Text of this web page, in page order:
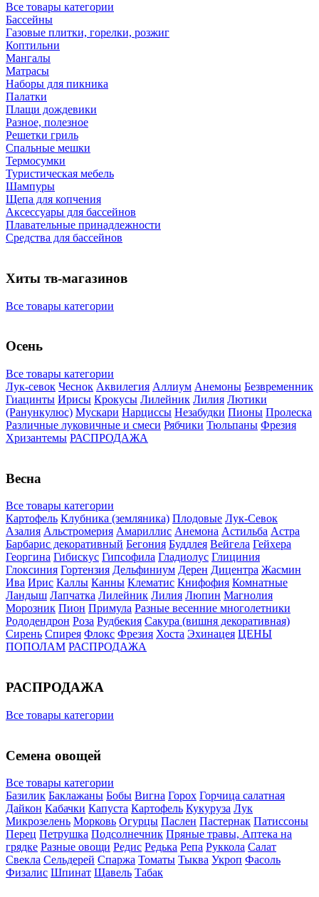
Все товары категории
Бассейны
Газовые плитки, горелки, розжиг
Коптильни
Мангалы
Матрасы
Наборы для пикника
Палатки
Плащи дождевики
Разное, полезное
Решетки гриль
Спальные мешки
Термосумки
Туристическая мебель
Шампуры
Щепа для копчения
Аксессуары для бассейнов
Плавательные принадлежности
Средства для бассейнов
Хиты тв-магазинов
Все товары категории
Осень
Все товары категории
Лук-севок Чеснок Аквилегия Аллиум Анемоны Безвременник
Гиацинты Ирисы Крокусы Лилейник Лилия Лютики
(Ранункулюс) Мускари Нарцисcы Незабудки Пионы Пролеска
Различные луковичные и смеси Рябчики Тюльпаны Фрезия
Хризантемы РАСПРОДАЖА
Весна
Все товары категории
Картофель Клубника (земляника) Плодовые Лук-Севок
Азалия Альстромерия Амариллис Анемона Астильба Астра
Барбарис декоративный Бегония Буддлея Вейгела Гейхера
Георгина Гибискус Гипсофила Гладиолус Глициния
Глоксиния Гортензия Дельфиниум Дерен Дицентра Жасмин
Ива Ирис Каллы Канны Клематис Книфофия Комнатные
Ландыш Лапчатка Лилейник Лилия Люпин Магнолия
Морозник Пион Примула Разные весенние многолетники
Рододендрон Роза Рудбекия Сакура (вишня декоративная)
Сирень Спирея Флокс Фрезия Хоста Эхинацея ЦЕНЫ
ПОПОЛАМ РАСПРОДАЖА
РАСПРОДАЖА
Все товары категории
Семена овощей
Все товары категории
Базилик Баклажаны Бобы Вигна Горох Горчица салатная
Дайкон Кабачки Капуста Картофель Кукуруза Лук
Микрозелень Морковь Огурцы Паслен Пастернак Патиссоны
Перец Петрушка Подсолнечник Пряные травы, Аптека на
грядке Разные овощи Редис Редька Репа Руккола Салат
Свекла Сельдерей Спаржа Томаты Тыква Укроп Фасоль
Физалис Шпинат Щавель Табак